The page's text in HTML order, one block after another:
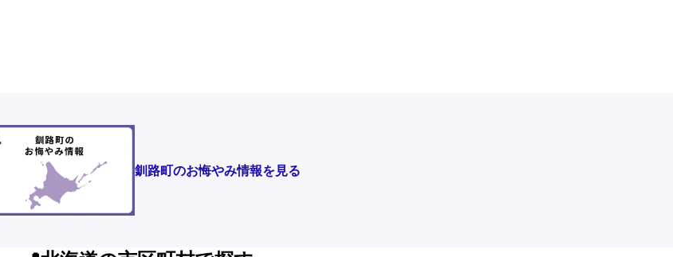
釧路町のお悔やみ情報を見る